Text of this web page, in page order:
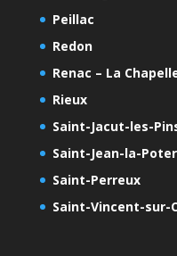
Peillac
Redon
Renac – La
Rieux
Saint-Jacut-les-
Saint-Jean-la-
Saint-Perreux
Saint-Vincent-sur-